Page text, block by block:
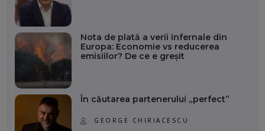
Nota de plată a verii infernale din
Europa: Economie vs reducerea
emisiilor? De ce e greșit
În căutarea partenerului „perfect”
GEORGE CHIRIACESCU